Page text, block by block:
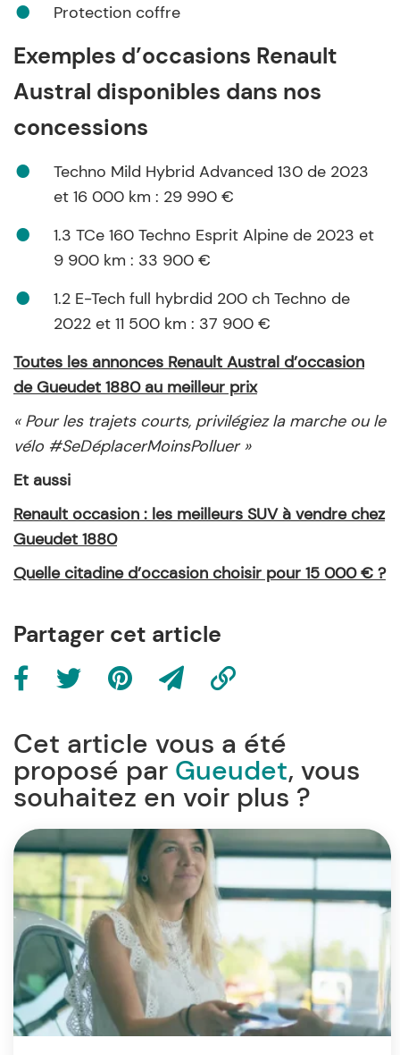
Protection coffre
Exemples d’occasions Renault
Austral disponibles dans nos
concessions
Techno Mild Hybrid Advanced 130 de 2023
et 16 000 km : 29 990 €
1.3 TCe 160 Techno Esprit Alpine de 2023 et
9 900 km : 33 900 €
1.2 E-Tech full hybrdid 200 ch Techno de
2022 et 11 500 km : 37 900 €
Toutes les annonces Renault Austral d’occasion
de Gueudet 1880 au meilleur prix
« Pour les trajets courts, privilégiez la marche ou le
vélo #SeDéplacerMoinsPolluer »
Et aussi
Renault occasion : les meilleurs SUV à vendre chez
Gueudet 1880
Quelle citadine d’occasion choisir pour 15 000 € ?
Partager cet article
Cet article vous a été
proposé par Gueudet, vous
souhaitez en voir plus ?